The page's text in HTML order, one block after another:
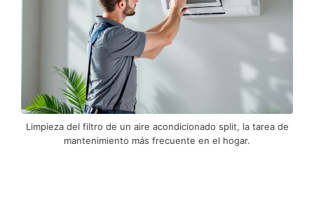
Limpieza del filtro de un aire acondicionado split, la tarea de
mantenimiento más frecuente en el hogar.